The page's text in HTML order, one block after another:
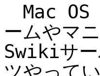
Mac OS
ームやマ
Swikiサー
ツやって